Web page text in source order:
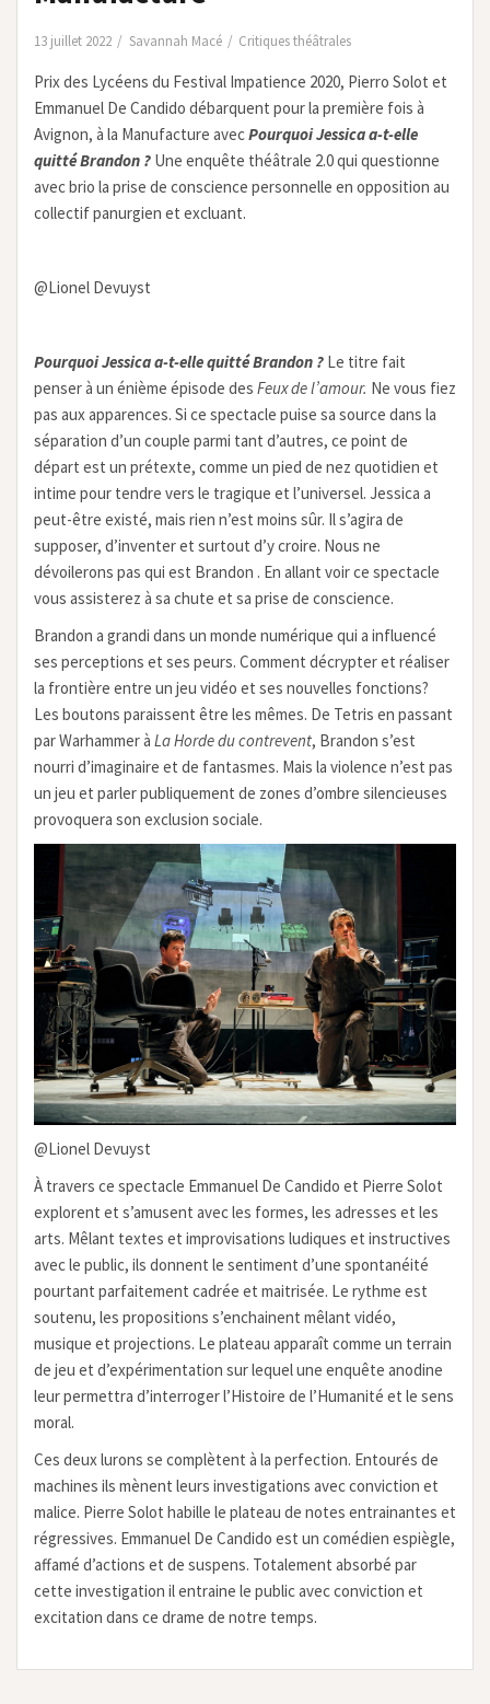
13 juillet 2022 Savannah Macé Critiques théâtrales
Prix des Lycéens du Festival Impatience 2020, Pierro Solot et
Emmanuel De Candido débarquent pour la première fois à
Avignon, à la Manufacture avecPourquoi Jessica a-t-elle
quitté Brandon ? Une enquête théâtrale 2.0 qui questionne
avec brio la prise de conscience personnelle en opposition au
collectif panurgien et excluant.
@Lionel Devuyst
Pourquoi Jessica a-t-elle quitté Brandon ? Le titre fait
penser à un énième épisode des Feux de l’amour. Ne vous fiez
pas aux apparences. Si ce spectacle puise sa source dans la
séparation d’un couple parmi tant d’autres, ce point de
départ est un prétexte, comme un pied de nez quotidien et
intime pour tendre vers le tragique et l’universel. Jessica a
peut-être existé, mais rien n’est moins sûr. Il s’agira de
supposer, d’inventer et surtout d’y croire. Nous ne
dévoilerons pas qui est Brandon . En allant voir ce spectacle
vous assisterez à sa chute et sa prise de conscience.
Brandon a grandi dans un monde numérique qui a influencé
ses perceptions et ses peurs. Comment décrypter et réaliser
la frontière entre un jeu vidéo et ses nouvelles fonctions?
Les boutons paraissent être les mêmes. De Tetris en passant
par Warhammer à La Horde du contrevent, Brandon s’est
nourri d’imaginaire et de fantasmes. Mais la violence n’est pas
un jeu et parler publiquement de zones d’ombre silencieuses
provoquera son exclusion sociale.
@Lionel Devuyst
À travers ce spectacle Emmanuel De Candido et Pierre Solot
explorent et s’amusent avec les formes, les adresses et les
arts. Mêlant textes et improvisations ludiques et instructives
avec le public, ils donnent le sentiment d’une spontanéité
pourtant parfaitement cadrée et maitrisée. Le rythme est
soutenu, les propositions s’enchainent mêlant vidéo,
musique et projections. Le plateau apparaît comme un terrain
de jeu et d’expérimentation sur lequel une enquête anodine
leur permettra d’interroger l’Histoire de l’Humanité et le sens
moral.
Ces deux lurons se complètent à la perfection. Entourés de
machines ils mènent leurs investigations avec conviction et
malice. Pierre Solot habille le plateau de notes entrainantes et
régressives. Emmanuel De Candido est un comédien espiègle,
affamé d’actions et de suspens. Totalement absorbé par
cette investigation il entraine le public avec conviction et
excitation dans ce drame de notre temps.